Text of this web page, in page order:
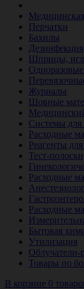
Перчатки
Бахилы
Шприцы,
Журналы
Шовные
Системы для
Расходные
Реагенты
Тест-
Расходные
Расходные
Бытовая
Утилизация
Облучатели-
Товары по
В корзине 0